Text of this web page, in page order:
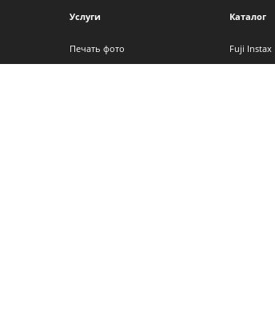
Услуги
Печать фото
Каталог
Fuji Instax